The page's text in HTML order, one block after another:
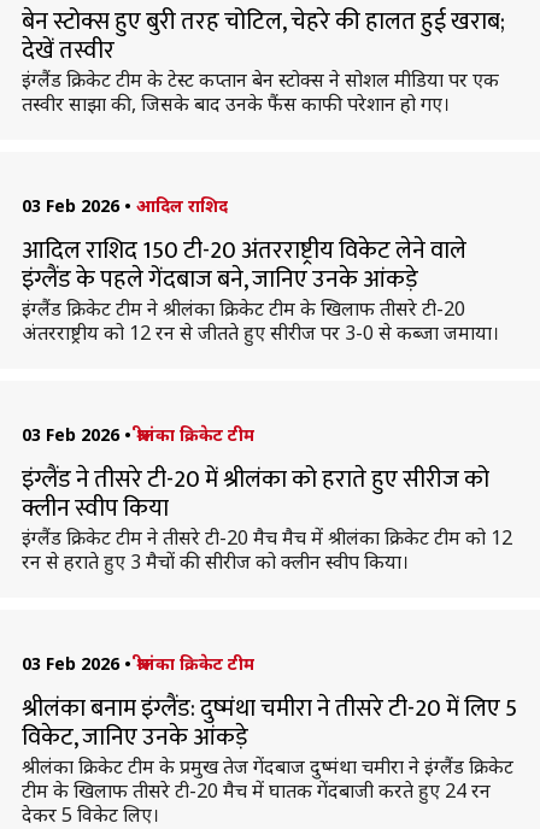
बेन स्टोक्स हुए बुरी तरह चोटिल, चेहरे की हालत हुई खराब;
देखें तस्वीर
इंग्लैंड क्रिकेट टीम के टेस्ट कप्तान बेन स्टोक्स ने सोशल मीडिया पर एक
तस्वीर साझा की, जिसके बाद उनके फैंस काफी परेशान हो गए।
03 Feb 2026 • आदिल राशिद
आदिल राशिद 150 टी-20 अंतरराष्ट्रीय विकेट लेने वाले
इंग्लैंड के पहले गेंदबाज बने, जानिए उनके आंकड़े
इंग्लैंड क्रिकेट टीम ने श्रीलंका क्रिकेट टीम के खिलाफ तीसरे टी-20
अंतरराष्ट्रीय को 12 रन से जीतते हुए सीरीज पर 3-0 से कब्जा जमाया।
03 Feb 2026 • श्रीलंका क्रिकेट टीम
इंग्लैंड ने तीसरे टी-20 में श्रीलंका को हराते हुए सीरीज को
क्लीन स्वीप किया
इंग्लैंड क्रिकेट टीम ने तीसरे टी-20 मैच मैच में श्रीलंका क्रिकेट टीम को 12
रन से हराते हुए 3 मैचों की सीरीज को क्लीन स्वीप किया।
03 Feb 2026 • श्रीलंका क्रिकेट टीम
श्रीलंका बनाम इंग्लैंड: दुष्मंथा चमीरा ने तीसरे टी-20 में लिए 5
विकेट, जानिए उनके आंकड़े
श्रीलंका क्रिकेट टीम के प्रमुख तेज गेंदबाज दुष्मंथा चमीरा ने इंग्लैंड क्रिकेट
टीम के खिलाफ तीसरे टी-20 मैच में घातक गेंदबाजी करते हुए 24 रन
देकर 5 विकेट लिए।